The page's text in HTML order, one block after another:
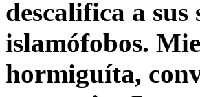
descalifica a sus
islamófobos.
hormiguíta,